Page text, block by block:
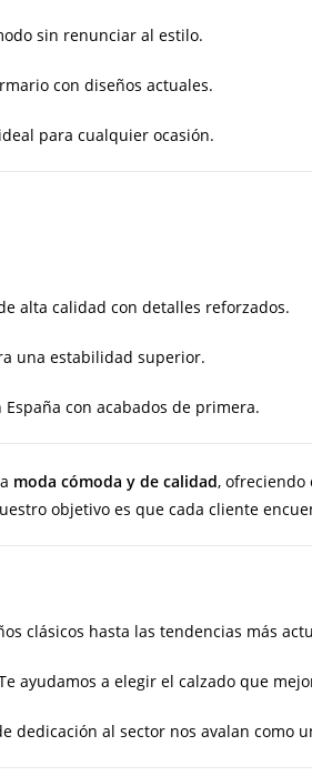
sin renunciar al estilo.
con diseños actuales.
para cualquier ocasión.
alta calidad con detalles reforzados.
una estabilidad superior.
España con acabados de primera.
moda cómoda y de calidad, ofreciendo
objetivo es que cada cliente
clásicos hasta las tendencias más
ayudamos a elegir el calzado que
dedicación al sector nos avalan como